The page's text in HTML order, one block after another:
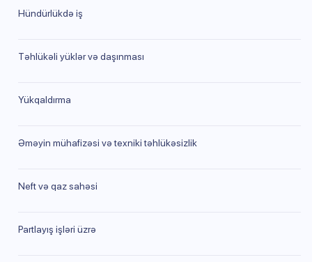
Hündürlükdə iş
Təhlükəli yüklər və daşınması
Yükqaldırma
Əməyin mühafizəsi və texniki təhlükəsizlik
Neft və qaz sahəsi
Partlayış işləri üzrə